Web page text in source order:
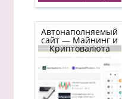
Автонаполняемый
сайт — Майнинг и
Криптовалюта